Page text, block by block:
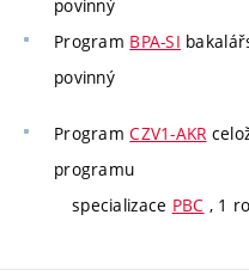
povinný
Program BPA-SI
povinný
ProgramCZV1-AKR
programu
specializace PBC , 1